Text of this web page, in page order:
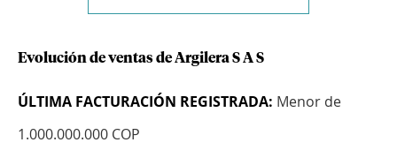
Evolución de ventas de Argilera S A S
ÚLTIMA FACTURACIÓN REGISTRADA: Menor de
1.000.000.000 COP